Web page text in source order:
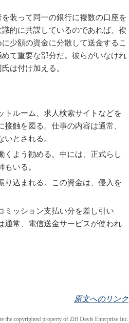
装って同一の銀行に複数の口座を
的に共謀しているのであれば、複
少額の資金に分散して送金するこ
て重要な部分だ。彼らがいなけれ
は付け加える。
トルーム、求人検索サイトなどを
触を図る。仕事の内容は通常、
とされる。
くよう勧める。中には、正式らし
いる。
り込まれる。この資金は、侵入を
ミッション支払い分を差し引い
通常、電信送金サービスが使われ
原文へのリンク
the copyrighted property of Ziff Davis Enterprise Inc.